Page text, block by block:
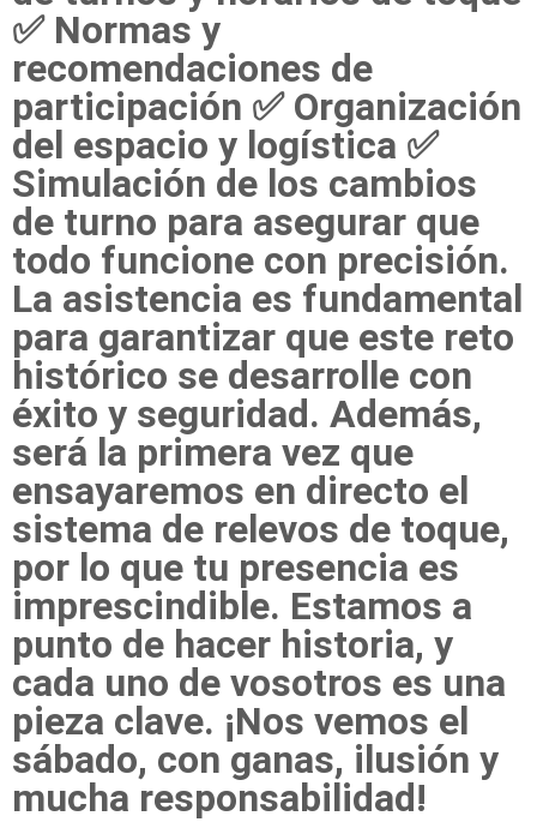
✅ Normas y
recomendaciones de
participación ✅ Organización
del espacio y logística ✅
Simulación de los cambios
de turno para asegurar que
todo funcione con precisión.
La asistencia es fundamental
para garantizar que este reto
histórico se desarrolle con
éxito y seguridad. Además,
será la primera vez que
ensayaremos en directo el
sistema de relevos de toque,
por lo que tu presencia es
imprescindible. Estamos a
punto de hacer historia, y
cada uno de vosotros es una
pieza clave. ¡Nos vemos el
sábado, con ganas, ilusión y
mucha responsabilidad!